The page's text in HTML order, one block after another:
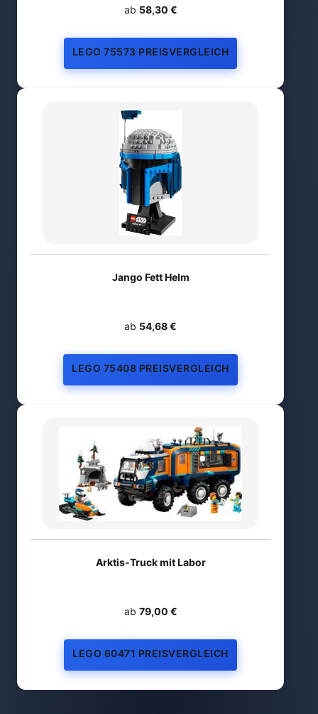
ab 58,30 €
LEGO 75573 PREISVERGLEICH
Jango Fett Helm
ab 54,68 €
LEGO 75408 PREISVERGLEICH
Arktis-Truck mit Labor
ab 79,00 €
LEGO 60471 PREISVERGLEICH